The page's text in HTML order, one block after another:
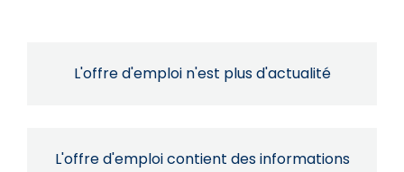
L'offre d'emploi n'est plus d'actualité
L'offre d'emploi contient des informations